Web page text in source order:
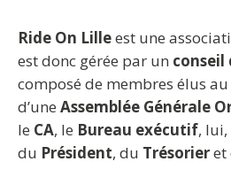
Ride On Lilleest une
est donc gérée par un conseil
composé de membres élus
d’une Assemblée Générale
le CA, le Bureau exécutif, lui,
du Président, du Trésorieret